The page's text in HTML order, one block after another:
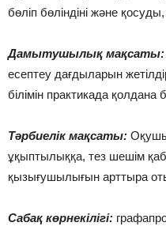
бөліп бөліндіні және
Дамытушылық мақсаты:
есептеу дағдыларын
білімін практикада
Тәрбиелік мақсаты:
ұқыптылыққа, тез шешім
қызығушылығын арттыра
Сабақ көрнекілігі: